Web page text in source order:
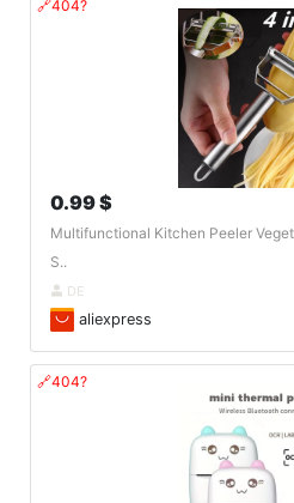
🔗404?
0.99 $
Multifunctional Kitchen Peeler
S..
DE
aliexpress
🔗404?